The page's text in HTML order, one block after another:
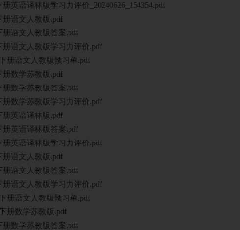
英语译林版学习力评价_20240626_154354.pdf
语文人教版.pdf
语文人教版答案.pdf
语文人教版学习力评价.pdf
册语文人教版预习单.pdf
数学苏教版.pdf
数学苏教版答案.pdf
数学苏教版学习力评价.pdf
英语译林版.pdf
英语译林版答案.pdf
英语译林版学习力评价.pdf
语文人教版.pdf
语文人教版答案.pdf
语文人教版学习力评价.pdf
册语文人教版预习单.pdf
册数学苏教版.pdf
数学苏教版答案.pdf